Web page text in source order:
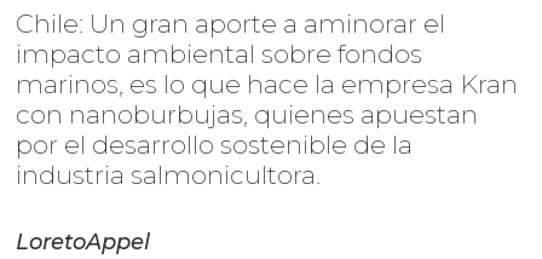
Chile: Un gran aporte a aminorar el
impacto ambiental sobre fondos
marinos, es lo que hace la empresa Kran
con nanoburbujas, quienes apuestan
por el desarrollo sostenible de la
industria salmonicultora.
LoretoAppel